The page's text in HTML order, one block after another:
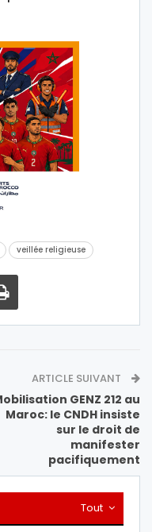
veillée religieuse
ARTICLE SUIVANT
GENZ 212 au
Maroc: le CNDH insiste
sur le droit de
manifester
pacifiquement
Tout